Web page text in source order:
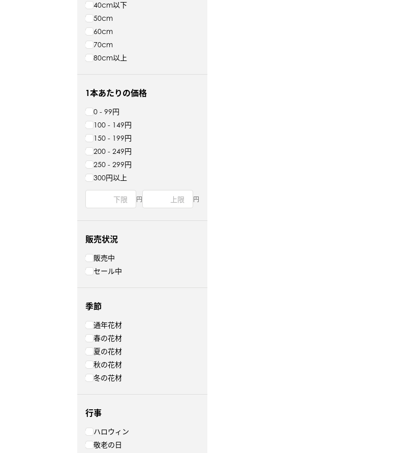
40cm以下
50cm
60cm
70cm
80cm以上
1本あたりの価格
0 - 99円
100 - 149円
150 - 199円
200 - 249円
250 - 299円
300円以上
円 円
販売状況
販売中
セール中
季節
通年花材
春の花材
夏の花材
秋の花材
冬の花材
行事
ハロウィン
敬老の日